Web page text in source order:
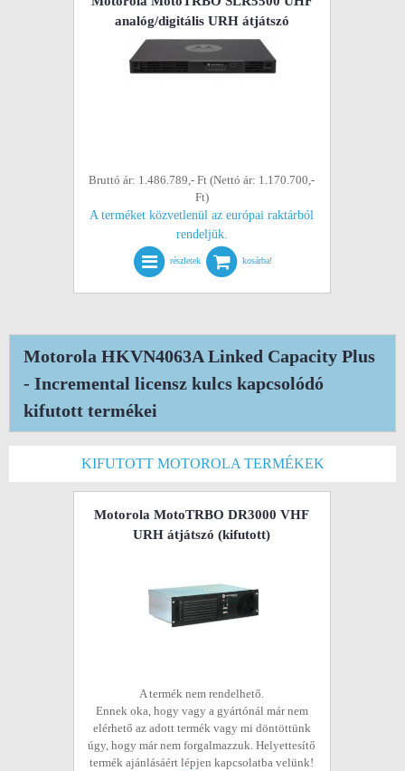
analóg/digitális URH átjátszó
Bruttó ár: 1.486.789,- Ft (Nettó ár: 1.170.700,-
Ft)
A terméket közvetlenül az európai raktárból
rendeljük.
részletek kosárba!
Motorola HKVN4063A Linked Capacity Plus
- Incremental licensz kulcs kapcsolódó
kifutott termékei
KIFUTOTT MOTOROLA TERMÉKEK
Motorola MotoTRBO DR3000 VHF
URH átjátszó (kifutott)
A termék nem rendelhető.
Ennek oka, hogy vagy a gyártónál már nem
elérhető az adott termék vagy mi döntöttünk
úgy, hogy már nem forgalmazzuk. Helyettesítő
termék ajánlásáért lépjen kapcsolatba velünk!